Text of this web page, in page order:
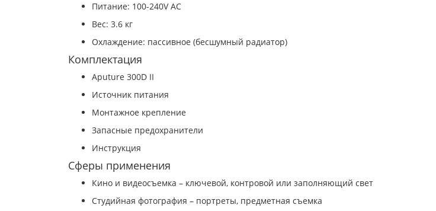
Питание: 100-240V AC
Вес: 3.6 кг
Охлаждение: пассивное (бесшумный радиатор)
Комплектация
Aputure 300D II
Источник питания
Монтажное крепление
Запасные предохранители
Инструкция
Сферы применения
Кино и видеосъемка – ключевой, контровой или заполняющий свет
Студийная фотография – портреты, предметная съемка